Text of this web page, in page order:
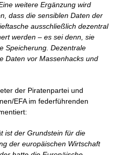
weitere Ergänzung wird
dass die sensiblen Daten der
ausschließlich dezentral
werden – es sei denn, sie
Speicherung. Dezentrale
Daten vor Massenhacks und
der Piratenpartei und
EFA im federführenden
ist der Grundstein für die
der europäischen Wirtschaft